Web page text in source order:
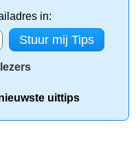
in:
lezers
uittips